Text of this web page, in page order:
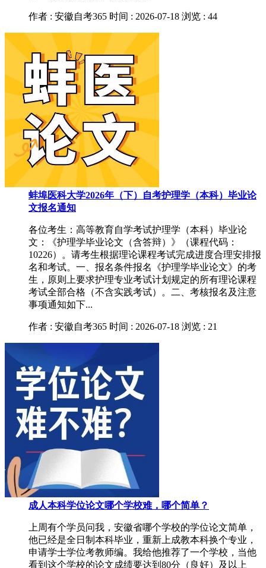
作者 : 安徽自考365 时间 : 2026-07-18 浏览 : 44
蚌埠医科大学2026年（下）自考护理学（本科）毕业论
文报名通知
各位考生：高等教育自学考试护理学（本科）毕业论
文：《护理学毕业论文（含答辩）》（课程代码：
10226）。请考生根据理论课程考试完成进度合理安排报
名和考试。一、报名条件报名《护理学毕业论文》的考
生，原则上要求护理专业考试计划规定的所有理论课程
考试全部合格（不含实践考试）。二、考核报名及注意
事项通知如下...
作者 : 安徽自考365 时间 : 2026-07-18 浏览 : 21
成人本科学位论文哪个学校难，哪个简单？
上周有个学员问我，安徽省哪个学校的学位论文简单，
他已经是全日制本科毕业，重新上成教本科换个专业，
申请学士学位考教师编。我给他推荐了一个学校，当他
看到这个学校的论文成绩要达到80分（良好）及以上